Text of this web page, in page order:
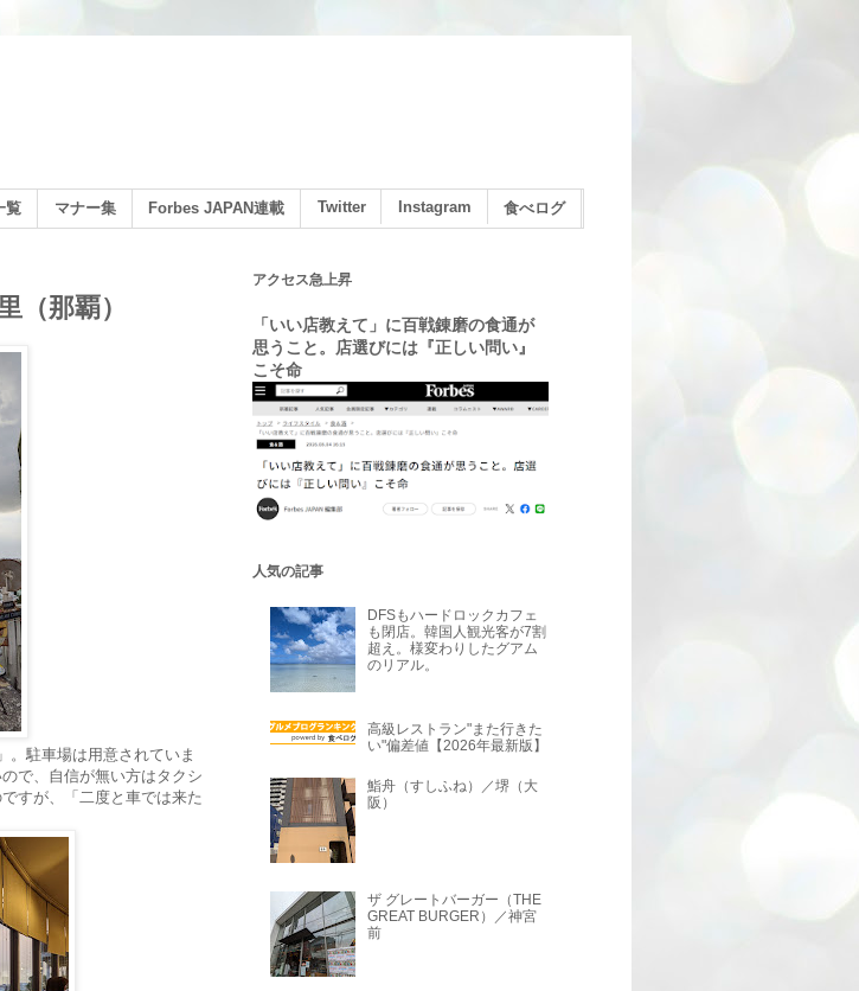
覧 マナー集 Forbes JAPAN連載 Twitter Instagram 食べログ
（那覇）
。駐車場は用意されていま
で、自信が無い方はタクシ
すが、「二度と車では来た
アクセス急上昇
「いい店教えて」に百戦錬磨の食通が
思うこと。店選びには『正しい問い』
こそ命
人気の記事
DFSもハードロックカフェ
も閉店。韓国人観光客が7割
超え。様変わりしたグアム
のリアル。
高級レストラン"また行きた
い"偏差値【2026年最新版】
鮨舟（すしふね）／堺（大
阪）
ザ グレートバーガー（THE
GREAT BURGER）／神宮
前